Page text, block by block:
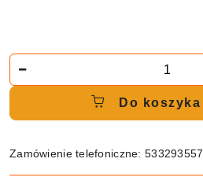
Do koszyka
Zamówienie telefoniczne: 533293557